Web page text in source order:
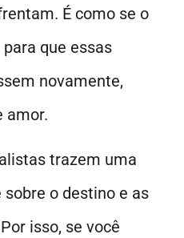
É como se o
que essas
novamente,
amor.
trazem uma
o destino e as
isso, se você